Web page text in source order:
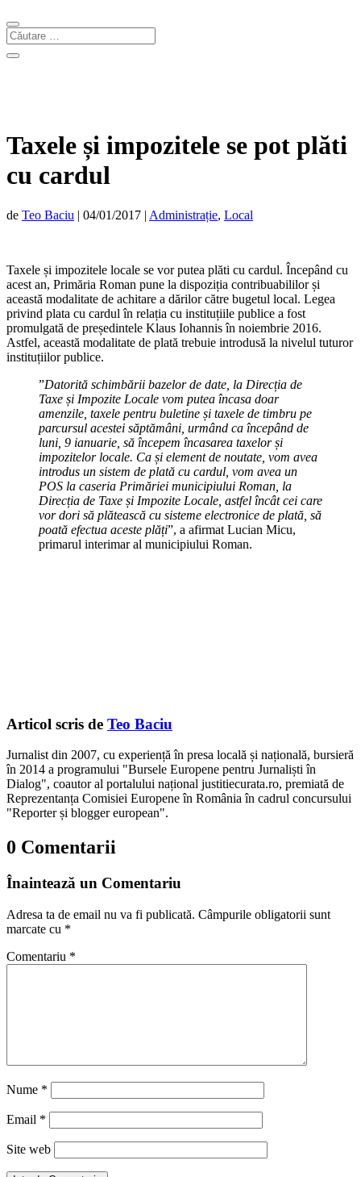
Taxele și impozitele se pot plăti
cu cardul
de Teo Baciu | 04/01/2017 | Administrație, Local
Taxele și impozitele locale se vor putea plăti cu cardul. Începând cu
acest an, Primăria Roman pune la dispoziția contribuabililor și
această modalitate de achitare a dărilor către bugetul local. Legea
privind plata cu cardul în relația cu instituțiile publice a fost
promulgată de președintele Klaus Iohannis în noiembrie 2016.
Astfel, această modalitate de plată trebuie introdusă la nivelul tuturor
instituțiilor publice.
”Datorită schimbării bazelor de date, la Direcția de
Taxe și Impozite Locale vom putea încasa doar
amenzile, taxele pentru buletine și taxele de timbru pe
parcursul acestei săptămâni, urmând ca începând de
luni, 9 ianuarie, să începem încasarea taxelor și
impozitelor locale. Ca și element de noutate, vom avea
introdus un sistem de plată cu cardul, vom avea un
POS la caseria Primăriei municipiului Roman, la
Direcția de Taxe și Impozite Locale, astfel încât cei care
vor dori să plătească cu sisteme electronice de plată, să
poată efectua aceste plăți”, a afirmat Lucian Micu,
primarul interimar al municipiului Roman.
Articol scris de Teo Baciu
Jurnalist din 2007, cu experiență în presa locală și națională, bursieră
în 2014 a programului "Bursele Europene pentru Jurnaliști în
Dialog", coautor al portalului național justitiecurata.ro, premiată de
Reprezentanța Comisiei Europene în România în cadrul concursului
"Reporter și blogger european".
0 Comentarii
Înaintează un Comentariu
Adresa ta de email nu va fi publicată. Câmpurile obligatorii sunt
marcate cu *
Comentariu *
Nume *
Email *
Site web